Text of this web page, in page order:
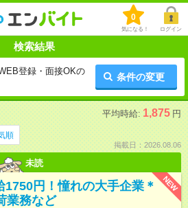
0
気になる！ ログイン
検索結果
登録・面接OKの
条件の変更
平均時給: 1,875 円
順
掲載日：2026.08.06
未読
NEW
1750円！憧れの大手企業＊
業務など